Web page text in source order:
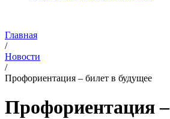
Главная
/
Новости
/
Профориентация – билет в будущее
Профориентация